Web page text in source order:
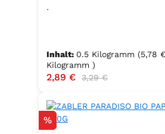
.
Inhalt: 0.5 Kilogramm (5,78
Kilogramm )
Verkaufspreis:
2,89 € Regulärer Preis:
3,29 €
Rabatt
%